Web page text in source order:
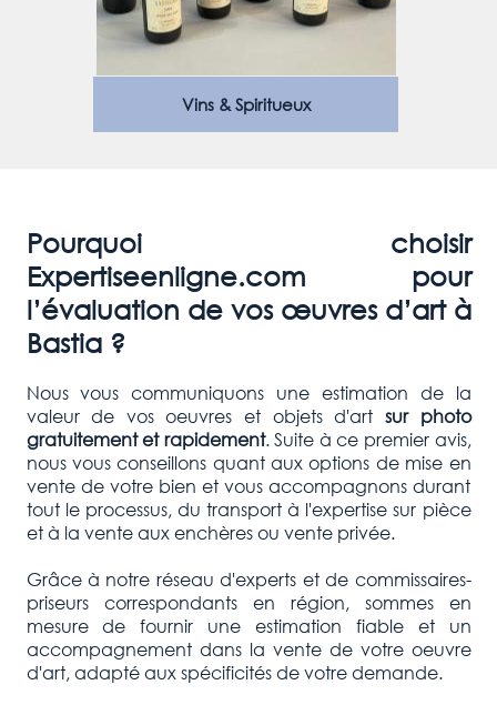
Vins & Spiritueux
Pourquoi choisir
Expertiseenligne.com pour
l’évaluation de vos œuvres d’art à
Bastia ?
Nous vous communiquons une estimation de la
valeur de vos oeuvres et objets d'art sur photo
gratuitement et rapidement. Suite à ce premier avis,
nous vous conseillons quant aux options de mise en
vente de votre bien et vous accompagnons durant
tout le processus, du transport à l'expertise sur pièce
et à la vente aux enchères ou vente privée.
Grâce à notre réseau d'experts et de commissaires-
priseurs correspondants en région, sommes en
mesure de fournir une estimation fiable et un
accompagnement dans la vente de votre oeuvre
d'art, adapté aux spécificités de votre demande.